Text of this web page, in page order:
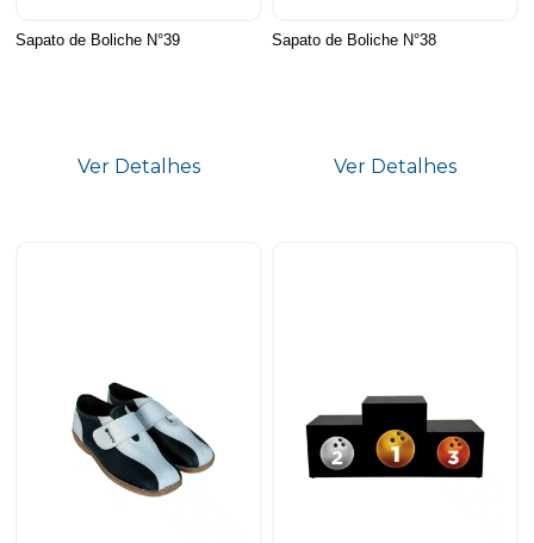
Sapato de Boliche N°39
Ver Detalhes
Sapato de Boliche N°38
Ver Detalhes